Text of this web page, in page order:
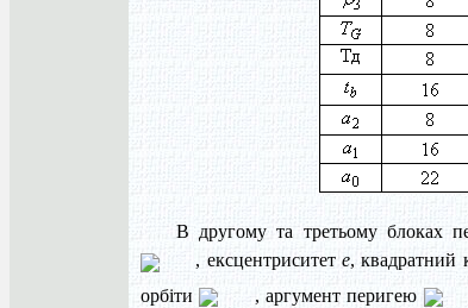
В другому та третьому блоках
, ексцентриситете, квадратний
орбіти
, аргумент перигею